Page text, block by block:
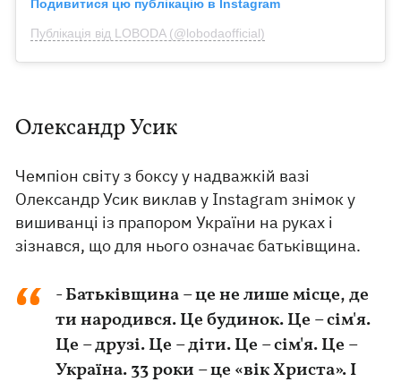
Подивитися цю публікацію в Instagram
Публікація від LOBODA (@lobodaofficial)
Олександр Усик
Чемпіон світу з боксу у надважкій вазі
Олександр Усик виклав у Instagram знімок у
вишиванці із прапором України на руках і
зізнався, що для нього означає батьківщина.
- Батьківщина – це не лише місце, де
ти народився. Це будинок. Це – сім'я.
Це – друзі. Це – діти. Це – сім'я. Це –
Україна. 33 роки – це «вік Христа». І